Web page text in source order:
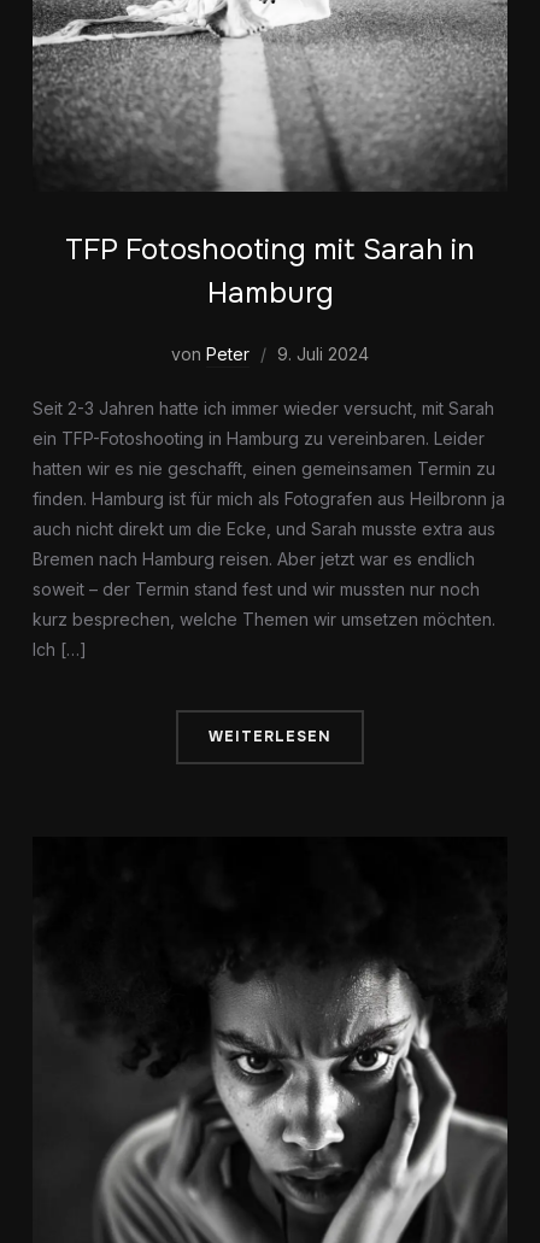
TFP Fotoshooting mit Sarah in
Hamburg
von Peter 9. Juli 2024
Seit 2-3 Jahren hatte ich immer wieder versucht, mit Sarah
ein TFP-Fotoshooting in Hamburg zu vereinbaren. Leider
hatten wir es nie geschafft, einen gemeinsamen Termin zu
finden. Hamburg ist für mich als Fotografen aus Heilbronn ja
auch nicht direkt um die Ecke, und Sarah musste extra aus
Bremen nach Hamburg reisen. Aber jetzt war es endlich
soweit – der Termin stand fest und wir mussten nur noch
kurz besprechen, welche Themen wir umsetzen möchten.
Ich […]
WEITERLESEN